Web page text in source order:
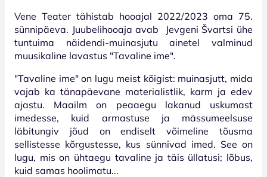
Vene Teater tähistab hooajal 2022/2023 oma 75.
sünnipäeva. Juubelihooaja avab Jevgeni Švartsi ühe
tuntuima näidendi-muinasjutu ainetel valminud
muusikaline lavastus "Tavaline ime".
"Tavaline ime" on lugu meist kõigist: muinasjutt, mida
vajab ka tänapäevane materialistlik, karm ja edev
ajastu. Maailm on peaaegu lakanud uskumast
imedesse, kuid armastuse ja mässumeelsuse
läbitungiv jõud on endiselt võimeline tõusma
sellistesse kõrgustesse, kus sünnivad imed. See on
lugu, mis on ühtaegu tavaline ja täis üllatusi; lõbus,
kuid samas hoolimatu...